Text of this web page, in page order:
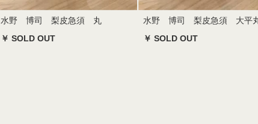
水野 博司 梨皮急須 丸
￥ SOLD OUT
水野 博司 梨皮急須 大平
￥ SOLD OUT